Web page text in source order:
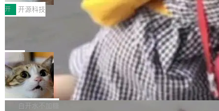
只需要几毫秒的 CPU 时间，但容器从冷启动到
就绪要花数秒。如果未来有十...
文，标题只有六个字：Apple is getting this wro
ng。 然后，它把邮件往来和 iMessage 聊天记
录全贴了出来。 他发错人了 苹果外部律师 Gabr
iel Gross 来自 Weil 律所，2 月 23 日下午 5:53
给 OpenAI 总法律顾问 Che Chang 发了封邮
件，附了一封长信，要求 OpenAI 配合调查前苹
果员工带走机密信...
搭子
I MatePad Edge应用市场，直接下载即可使
用，与鸿蒙电脑上的体验一致。值得一提的是，
这是目前市面上唯一支持平板接入WorkBuddy P
C版的产品，搭载“人机双写”重磅功能——你写
你的，AI写AI的，同屏协作互不干扰。一句话让
AI帮你干活，现在开启全新体验！ 温馨提示：
体验WorkBuddy鸿蒙PC版前，请将 HUAWEI M
atePad Edge 升级至 HarmonyOS 6.1.0.135S
P9 patch03及以上版本。 *升级路径：设置 > 搜
开 开源科技
FFmpeg 9.0 发布：代号“Lei”，以此纪
全球知名开源多媒体框架 FFmpeg 今天正式发
布了 9.0 版本。这个版本除了带来新一代音视频
处理能力和硬件加速支持之外，还有一个特殊之
处：FFmpeg 9.0 的代号是“Lei”。 这个名字，
来自中国开发者雷霄骅（Lei Xiaohua）。 对于
很多中国音视频开发者而言，这个名字并不陌
局
亚马逊成本失控：AI 写代码烧掉 1215
万元，超预算 860%
外媒近日曝光了亚马逊的多份内部报告显示，AI
导致公司在多个项目上超支。《金融时报》报道
白开水不加糖